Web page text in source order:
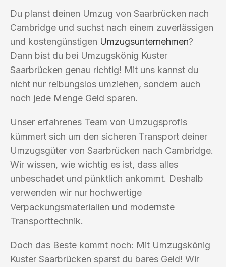
Du planst deinen Umzug von Saarbrücken nach
Cambridge und suchst nach einem zuverlässigen
und kostengünstigen Umzugsunternehmen?
Dann bist du bei Umzugskönig Kuster
Saarbrücken genau richtig! Mit uns kannst du
nicht nur reibungslos umziehen, sondern auch
noch jede Menge Geld sparen.
Unser erfahrenes Team von Umzugsprofis
kümmert sich um den sicheren Transport deiner
Umzugsgüter von Saarbrücken nach Cambridge.
Wir wissen, wie wichtig es ist, dass alles
unbeschadet und pünktlich ankommt. Deshalb
verwenden wir nur hochwertige
Verpackungsmaterialien und modernste
Transporttechnik.
Doch das Beste kommt noch: Mit Umzugskönig
Kuster Saarbrücken sparst du bares Geld! Wir